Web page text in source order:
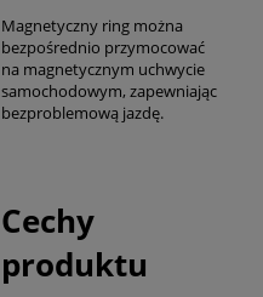
Magnetyczny ring można
bezpośrednio przymocować
na magnetycznym uchwycie
samochodowym, zapewniając
bezproblemową jazdę.
Cechy
produktu